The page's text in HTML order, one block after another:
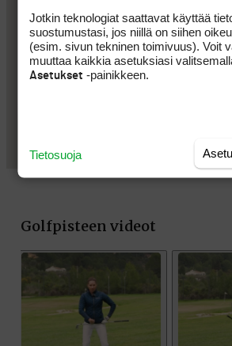
Jotkin teknologiat saattavat käyttää
suostumustasi, jos niillä on siihen
(esim. sivun tekninen toimivuus). Voit
muuttaa kaikkia asetuksiasi
Asetukset -painikkeen.
Tietosuoja